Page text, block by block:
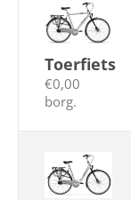
Toerfiets
€0,00
borg.